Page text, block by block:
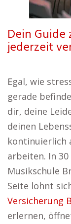
Dein Guide
jederzeit
Egal, wie
gerade
dir, deine
deinen
kontinuierlich
arbeiten. In
Musikschule
Seite lohnt
Versicherung
erlernen,